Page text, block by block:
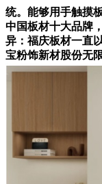
统。能够用手触摸
中国板材十大品牌
异：福庆板材一直
宝粉饰新材股份无